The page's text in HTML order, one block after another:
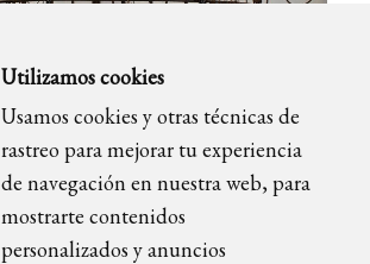
Utilizamos cookies
Usamos cookies y otras técnicas de
rastreo para mejorar tu experiencia
de navegación en nuestra web, para
mostrarte contenidos
personalizados y anuncios
STELLA 8B lustre